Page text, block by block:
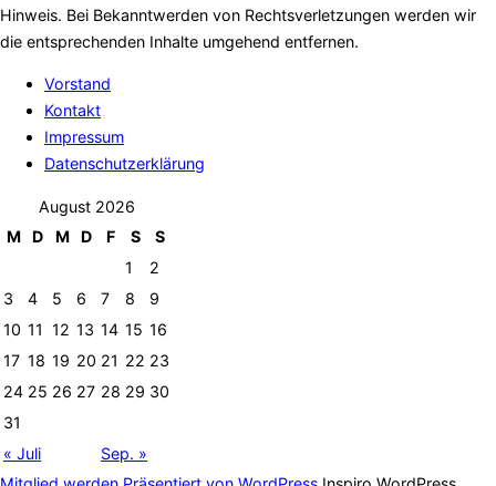
Hinweis. Bei Bekanntwerden von Rechtsverletzungen werden wir
die entsprechenden Inhalte umgehend entfernen.
Vorstand
Kontakt
Impressum
Datenschutzerklärung
August 2026
M
D M D F S
S
1
2
3
4 5 6 7 8
9
10 11 12 13 14 15 16
17 18 19 20 21 22 23
24 25 26 27 28 29 30
31
« Juli
Sep. »